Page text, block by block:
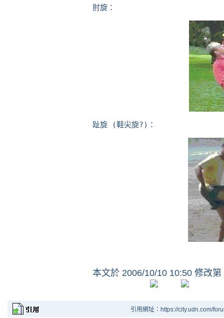
肘旋：
趾旋 (鞋尖旋?)：
本文於 2006/10/10 10:50 修改第
引用網址：https://city.udn.com/